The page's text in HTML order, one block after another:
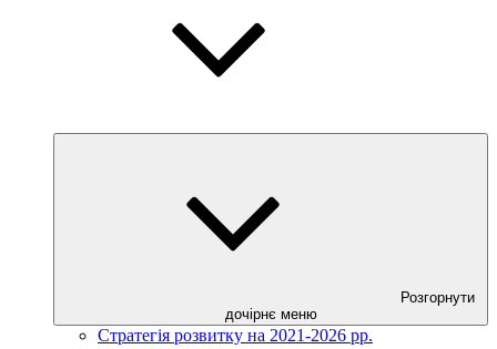
Розгорнути
дочірнє меню
Стратегія розвитку на 2021-2026 рр.